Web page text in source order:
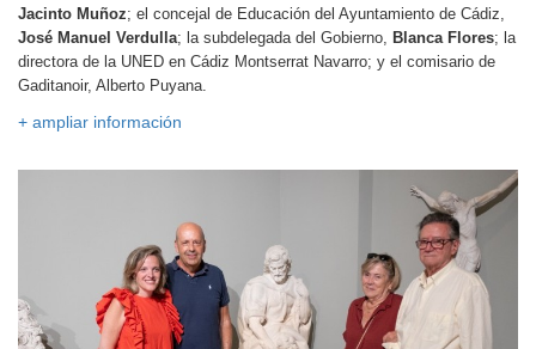
Jacinto Muñoz; el concejal de Educación del Ayuntamiento de Cádiz,
José Manuel Verdulla; la subdelegada del Gobierno, Blanca Flores; la
directora de la UNED en Cádiz Montserrat Navarro; y el comisario de
Gaditanoir, Alberto Puyana.
+ ampliar información